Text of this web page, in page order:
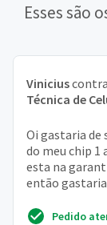
Esses são
Vinicius
Técnica de
Oi gastaria de
do meu chip
esta na
então
Pedido